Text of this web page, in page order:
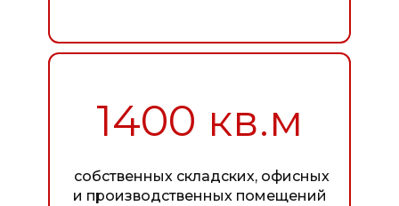
1400 кв.м
собственных складских, офисных
и производственных помещений